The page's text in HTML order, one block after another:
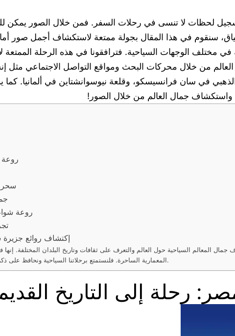
لحظات لا تنسى في رحلات السفر. فمن خلال الصور يمكن
سنقوم في هذا المقال بجولة ممتعة لاستكشاف أجمل صور
في مختلف الوجهات السياحية. فترافقونا في هذه الرحلة
من خلال محركات البحث ومواقع التواصل الاجتماعي مثل
في سان فرانسيسكو، وقلعة نيوسوانشتاين في ألمانيا.
واستكشاف جمال العالم من خلال الصور!
روعة
سحر
روعة
إكتشاف روائع
المعالم السياحية حول العالم والتعرف على ثقافات وتاريخ البلدان المختلفة. إنها
المعمارية الساحرة. فلنستمتع برحلاتنا السياحية ونحافظ على ذكرياتنا من خلال أجمل الصور لتلك الأماكن السياحية الرائعة.
رحلة إلى التاريخ